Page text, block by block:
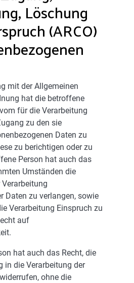
Löschung
(ARCO)
mit der Allgemeinen
hat die betroffene
für die Verarbeitung
zu den sie
Daten zu
zu berichtigen oder zu
Person hat auch das
Umständen die
Daten zu verlangen, sowie
Verarbeitung Einspruch zu
auf
hat auch das Recht, die
in die Verarbeitung der
ohne die